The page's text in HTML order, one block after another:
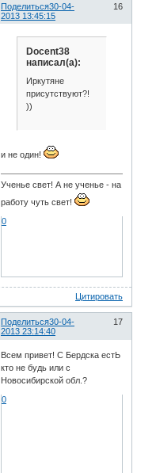
Поделиться 16
30-04-
2013 13:45:15
Docent38
написал(а):
Иркутяне
присутствуют?!
))
и не один!
Ученье свет! А не ученье - на
работу чуть свет!
0
Цитировать
Поделиться 17
30-04-
2013 23:14:40
Всем привет! С Бердска естЬ
кто не будь или с
Новосибирской обл.?
0